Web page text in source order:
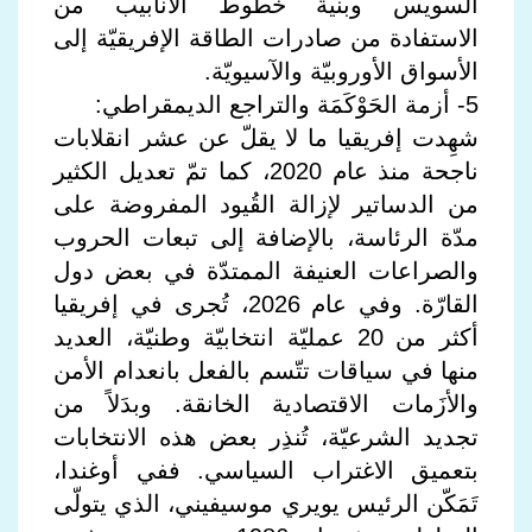
الاستفادة من صادرات الطاقة الإفريقيّة إلى
الأسواق الأوروبيّة والآسيويّة.
5- أزمة الحَوْكَمَة والتراجع الديمقراطي:
شهِدت إفريقيا ما لا يقلّ عن عشر انقلابات
ناجحة منذ عام 2020، كما تمّ تعديل الكثير
من الدساتير لإزالة القُيود المفروضة على
مدّة الرئاسة، بالإضافة إلى تبعات الحروب
والصراعات العنيفة الممتدّة في بعض دول
القارّة. وفي عام 2026، تُجرى في إفريقيا
أكثر من 20 عمليّة انتخابيّة وطنيّة، العديد
منها في سياقات تتّسم بالفعل بانعدام الأمن
والأزَمات الاقتصادية الخانقة. وبدَلاً من
تجديد الشرعيّة، تُنذِر بعض هذه الانتخابات
بتعميق الاغتراب السياسي. ففي أوغندا،
تَمَكّن الرئيس يويري موسيفيني، الذي يتولّى